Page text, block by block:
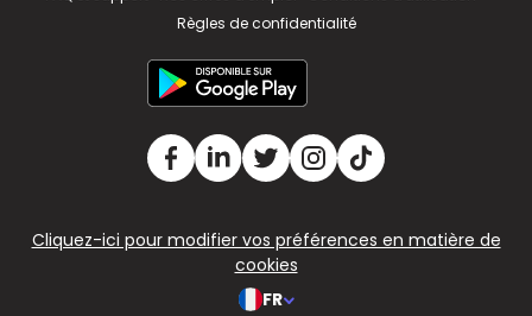
Règles de confidentialité
Cliquez-ici pour modifier vos préférences en matière de
cookies
FR